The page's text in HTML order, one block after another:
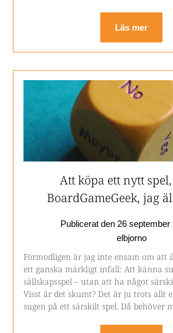
Läs mer
Att köpa ett nytt
BoardGameGeek, jag
Publicerat den 26 september
elbjorno
Förmodligen är jag inte ensam om att
ett ganska märkligt infall: Att känna
sällskapsspel – utan att ha något
Visst är det skumt? Det är ju trots allt
sugen på ett särskilt spel. Då behöver